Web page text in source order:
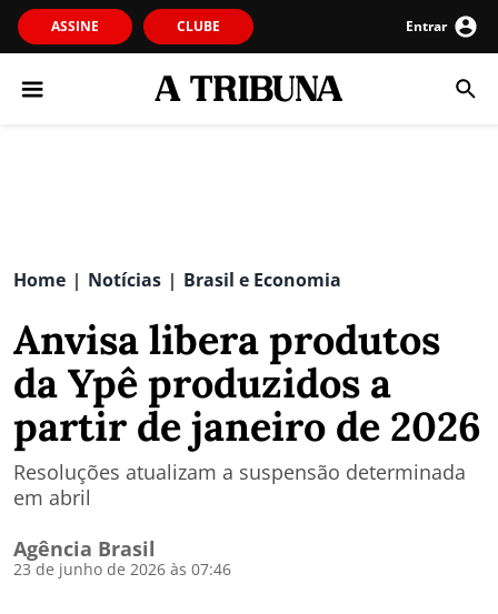
ASSINE CLUBE Entrar
Home | Notícias | Brasil e Economia
Anvisa libera produtos
da Ypê produzidos a
partir de janeiro de 2026
Resoluções atualizam a suspensão determinada
em abril
Agência Brasil
23 de junho de 2026 às 07:46